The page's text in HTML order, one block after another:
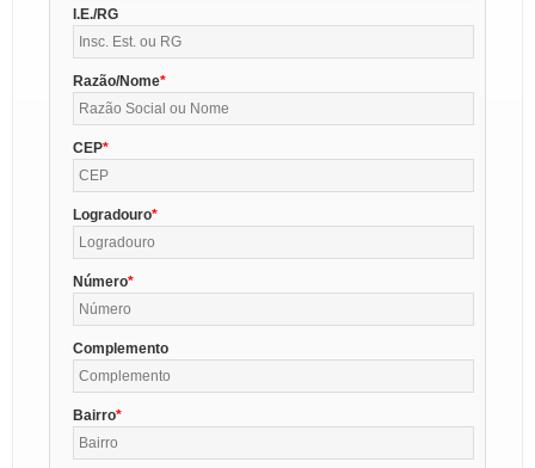
I.E./RG
Razão/Nome
CEP
Logradouro
Número
Complemento
Bairro